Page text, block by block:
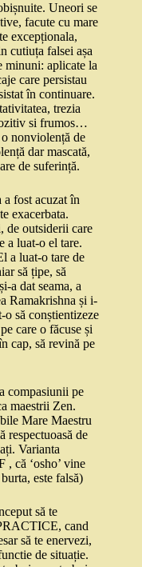
Uneori se
facute cu mare
excepționala,
cutiuța falsei așa
minuni: aplicate la
care persistau
în continuare.
trezia
si frumos…
nonviolență de
dar mascată,
de suferință.
fost acuzat în
exacerbata.
de outsiderii care
a luat-o el tare.
a luat-o tare de
să țipe, să
a dat seama, a
Ramakrishna și i-
să conștientizeze
care o făcuse și
cap, să revină pe
compasiunii pe
maestrii Zen.
Mare Maestru
respectuoasă de
Varianta
, că ‘osho’ vine
este falsă)
să te
cand
să te enervezi,
de situație.